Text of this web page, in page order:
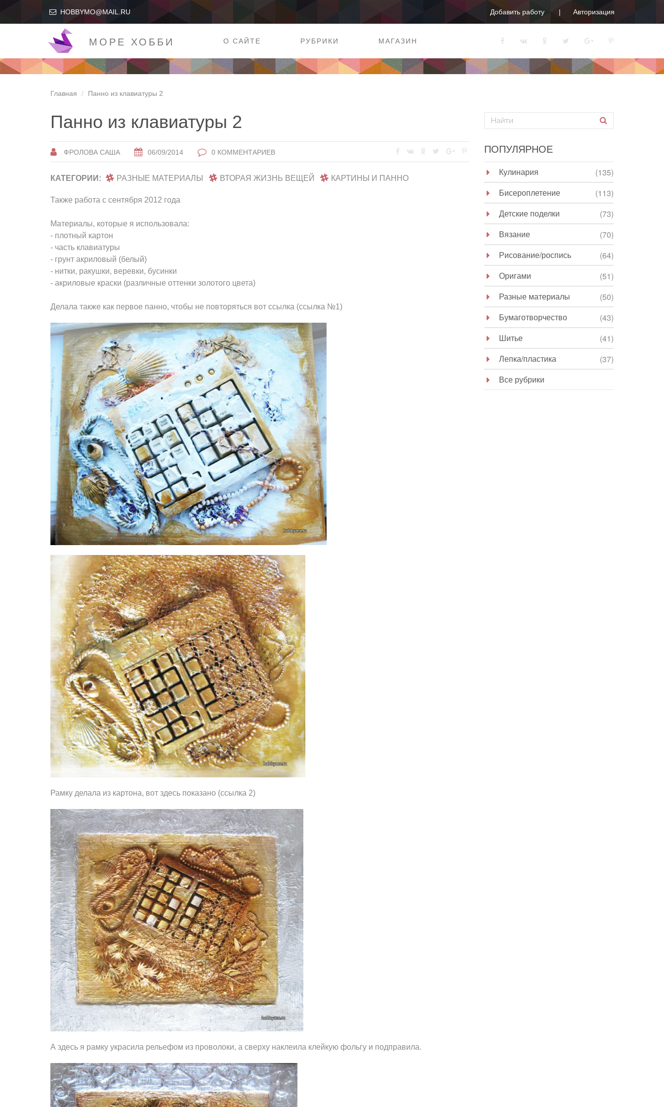
HOBBYMO@MAIL.RU Добавить работу Авторизация
МОРЕ ХОББИ О САЙТЕ РУБРИКИ МАГАЗИН
Главная Панно из клавиатуры 2
Панно из клавиатуры 2
ФРОЛОВА САША 06/09/2014 0 КОММЕНТАРИЕВ
КАТЕГОРИИ: РАЗНЫЕ МАТЕРИАЛЫ ВТОРАЯ ЖИЗНЬ ВЕЩЕЙ КАРТИНЫ И ПАННО
Также работа с сентября 2012 года
Материалы, которые я использовала:
- плотный картон
- часть клавиатуры
- грунт акриловый (белый)
- нитки, ракушки, веревки, бусинки
- акриловые краски (различные оттенки золотого цвета)
Делала также как первое панно, чтобы не повторяться вот ссылка (ссылка №1)
Рамку делала из картона, вот здесь показано (ссылка 2)
А здесь я рамку украсила рельефом из проволоки, а сверху наклеила клейкую фольгу и подправила.
ПОПУЛЯРНОЕ
Кулинария
(135)
Бисероплетение
(113)
Детские поделки
(73)
Вязание
(70)
Рисование/роспись
(64)
Оригами
(51)
Разные материалы
(50)
Бумаготворчество
(43)
Шитье
(41)
Лепка/пластика
(37)
Все рубрики